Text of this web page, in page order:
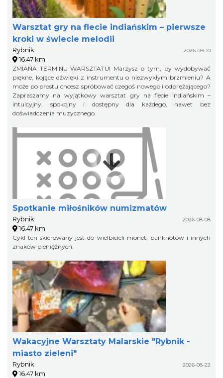
Warsztat gry na flecie indiańskim – pierwsze
kroki w świecie melodii
Rybnik 2026-09-10
16.47 km
ZMIANA TERMINU WARSZTATU! Marzysz o tym, by wydobywać
piękne, kojące dźwięki z instrumentu o niezwykłym brzmieniu? A
może po prostu chcesz spróbować czegoś nowego i odprężającego?
Zapraszamy na wyjątkowy warsztat gry na flecie indiańskim –
intuicyjny, spokojny i dostępny dla każdego, nawet bez
doświadczenia muzycznego.
Spotkanie miłośników numizmatów
Rybnik 2026-08-08
16.47 km
Cykl ten skierowany jest do wielbicieli monet, banknotów i innych
znaków pieniężnych.
Wakacyjne Warsztaty Malarskie "Rybnik -
miasto zieleni"
Rybnik 2026-08-22
16.47 km